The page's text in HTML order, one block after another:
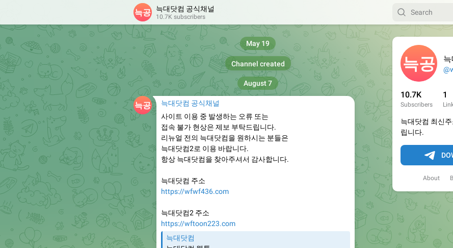
10.7K
Subscribers
1
늑대닷컴 최신
립니다.
About
늑대닷컴 공식채널
10.7K subscribers
Channel created
May 19
늑대닷컴 공식채널
사이트 이용 중 발생하는 오류 또는
접속 불가 현상은 제보 부탁드립니다.
리뉴얼 전의 늑대닷컴을 원하시는 분들은
늑대닷컴2로 이용 바랍니다.
항상 늑대닷컴을 찾아주셔서 감사합니다.
늑대닷컴 주소
https://wfwf436.com
늑대닷컴2 주소
https://wftoon223.com
늑대닷컴
August 7